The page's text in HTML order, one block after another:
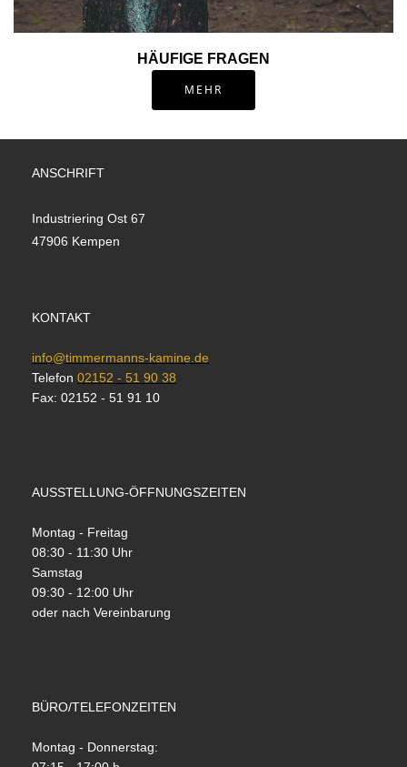
HÄUFIGE FRAGEN
MEHR
ANSCHRIFT
Industriering Ost 67
47906 Kempen
KONTAKT
info@timmermanns-kamine.de
Telefon 02152 - 51 90 38
Fax: 02152 - 51 91 10
AUSSTELLUNG-ÖFFNUNGSZEITEN
Montag - Freitag
08:30 - 11:30 Uhr
Samstag
09:30 - 12:00 Uhr
oder nach Vereinbarung
BÜRO/TELEFONZEITEN
Montag - Donnerstag: